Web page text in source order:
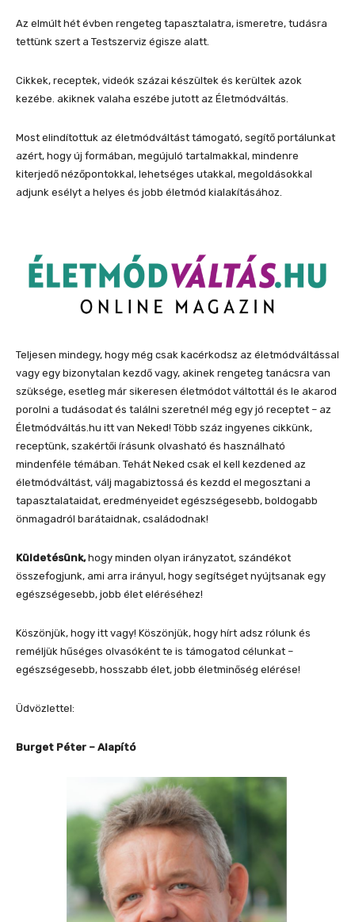
Az elmúlt hét évben rengeteg tapasztalatra, ismeretre, tudásra
tettünk szert a Testszerviz égisze alatt.
Cikkek, receptek, videók százai készültek és kerültek azok
kezébe. akiknek valaha eszébe jutott az Életmódváltás.
Most elindítottuk az életmódváltást támogató, segítő portálunkat
azért, hogy új formában, megújuló tartalmakkal, mindenre
kiterjedő nézőpontokkal, lehetséges utakkal, megoldásokkal
adjunk esélyt a helyes és jobb életmód kialakításához.
Teljesen mindegy, hogy még csak kacérkodsz az életmódváltással
vagy egy bizonytalan kezdő vagy, akinek rengeteg tanácsra van
szüksége, esetleg már sikeresen életmódot váltottál és le akarod
porolni a tudásodat és találni szeretnél még egy jó receptet – az
Életmódváltás.hu itt van Neked! Több száz ingyenes cikkünk,
receptünk, szakértői írásunk olvasható és használható
mindenféle témában. Tehát Neked csak el kell kezdened az
életmódváltást, válj magabiztossá és kezdd el megosztani a
tapasztalataidat, eredményeidet egészségesebb, boldogabb
önmagadról barátaidnak, családodnak!
Küldetésünk,hogy minden olyan irányzatot, szándékot
összefogjunk, ami arra irányul, hogy segítséget nyújtsanak egy
egészségesebb, jobb élet eléréséhez!
Köszönjük, hogy itt vagy! Köszönjük, hogy hírt adsz rólunk és
reméljük hűséges olvasóként te is támogatod célunkat –
egészségesebb, hosszabb élet, jobb életminőség elérése!
Üdvözlettel:
Burget Péter – Alapító